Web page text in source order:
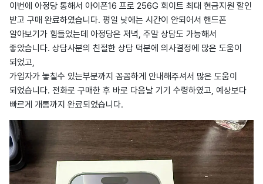
이번에 아정당 통해서 아이폰16 프로 256G 회이트 최대 현금지원 할인
받고 구매 완료하였습니다. 평일 낮에는 시간이 안되어서 핸드폰
알아보기가 힘들었는데 아정당은 저녁, 주말 상담도 가능해서
좋았습니다. 상담사분의 친절한 상담 덕분에 의사결정에 많은 도움이
되었고,
가입자가 놓칠수 있는부분까지 꼼꼼하게 안내해주셔서 많은 도움이
되었습니다. 전화로 구매한 후 바로 다음날 기기 수령하였고, 예상보다
빠르게 개통까지 완료되었습니다.